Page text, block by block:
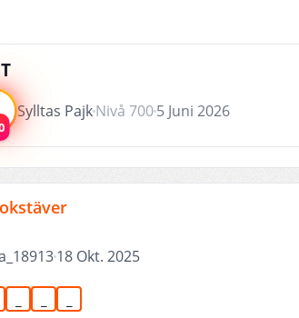
Sylltas PajkNivå 7005 Juni 2026
18 Okt. 2025